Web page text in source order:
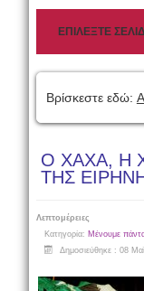
Βρίσκεστε εδώ:
Ο ΧΑΧΑ, Η
ΤΗΣ
Λεπτομέρειες
Κατηγορία: Μένουμε
Δημοσιεύθηκε : 08